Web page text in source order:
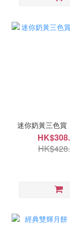
迷你奶黃三色賞